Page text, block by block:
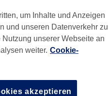
um Inhalte und Anzeigen
und unseren Datenverkehr zu
unserer Webseite an
weiter. Cookie-
akzeptieren